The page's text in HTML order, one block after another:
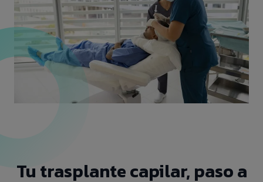
Tu trasplante capilar, paso a